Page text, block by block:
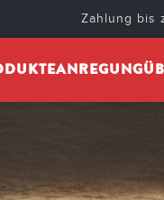
Zahlung bis
ANREGUNG
IMAGE